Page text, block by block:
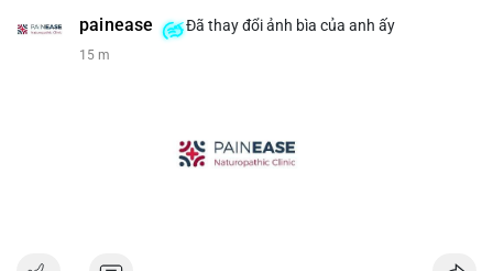
painease Đã thay đổi ảnh bìa của anh ấy
15 m